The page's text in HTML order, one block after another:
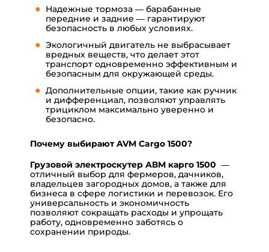
Надежные тормоза — барабанные
передние и задние — гарантируют
безопасность в любых условиях.
Экологичный двигатель не выбрасывает
вредных веществ, что делает этот
транспорт одновременно эффективным и
безопасным для окружающей среды.
Дополнительные опции, такие как ручник
и дифференциал, позволяют управлять
трициклом максимально уверенно и
безопасно.
Почему выбирают AVM Cargo 1500?
Грузовой электроскутер АВМ карго 1500 —
отличный выбор для фермеров, дачников,
владельцев загородных домов, а также для
бизнеса в сфере логистики и перевозок. Его
универсальность и экономичность
позволяют сокращать расходы и упрощать
работу, одновременно заботясь о
сохранении природы.